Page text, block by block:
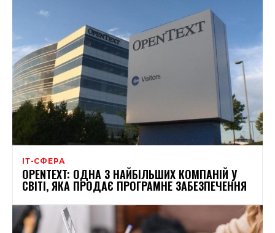
ІТ-СФЕРА
OPENTEXT: ОДНА З НАЙБІЛЬШИХ КОМПАНІЙ У
СВІТІ, ЯКА ПРОДАЄ ПРОГРАМНЕ ЗАБЕЗПЕЧЕННЯ